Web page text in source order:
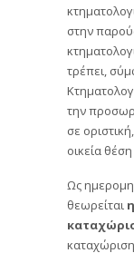
στην
τρέπει,
την
σε
οικεία
Ως
θεωρείται